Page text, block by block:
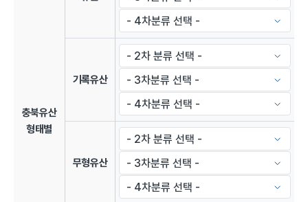
충북유산
형태별
기록유산
무형유산